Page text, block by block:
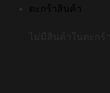
ตะกร้าสินค้า